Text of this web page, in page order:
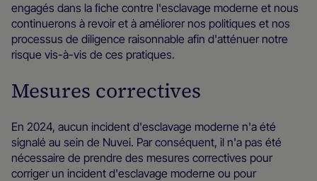
engagés dans la ﬁche contre l'esclavage moderne et nous
continuerons à revoir et à améliorer nos politiques et nos
processus de diligence raisonnable afin d'atténuer notre
risque vis-à-vis de ces pratiques.
Mesures correctives
En 2024, aucun incident d'esclavage moderne n'a été
signalé au sein de Nuvei. Par conséquent, il n'a pas été
nécessaire de prendre des mesures correctives pour
corriger un incident d'esclavage moderne ou pour